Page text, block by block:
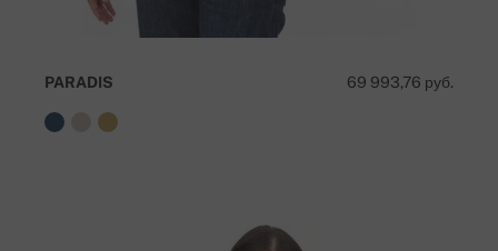
69 993,76 руб.
PARADIS